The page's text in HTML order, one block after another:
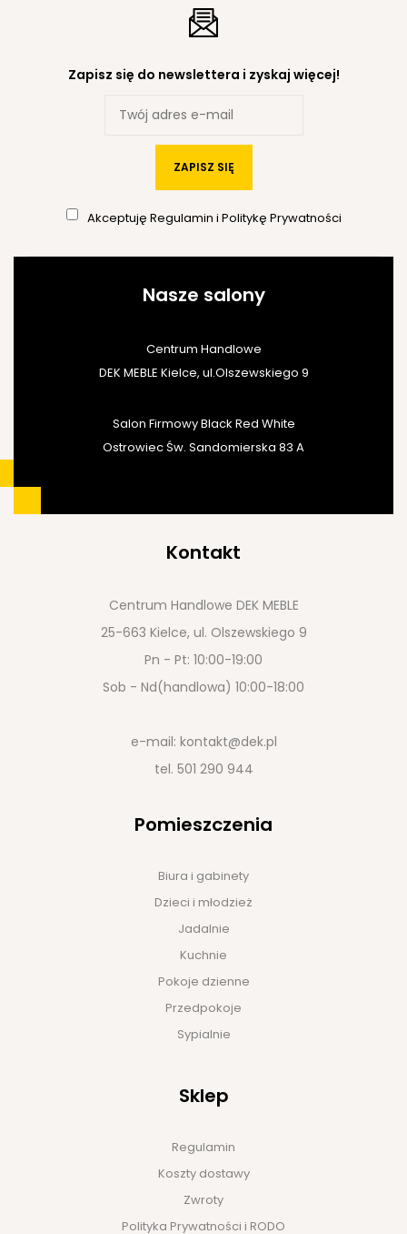
Zapisz się do newslettera i zyskaj więcej!
ZAPISZ SIĘ
Akceptuję Regulamin i Politykę Prywatności
Nasze salony
Centrum Handlowe
DEK MEBLE Kielce, ul.Olszewskiego 9
Salon Firmowy Black Red White
Ostrowiec Św. Sandomierska 83 A
Kontakt
Centrum Handlowe DEK MEBLE
25-663 Kielce, ul. Olszewskiego 9
Pn - Pt: 10:00-19:00
Sob - Nd(handlowa) 10:00-18:00
e-mail: kontakt@dek.pl
tel. 501 290 944
Pomieszczenia
Biura i gabinety
Dzieci i młodzież
Jadalnie
Kuchnie
Pokoje dzienne
Przedpokoje
Sypialnie
Sklep
Regulamin
Koszty dostawy
Zwroty
Polityka Prywatności i RODO